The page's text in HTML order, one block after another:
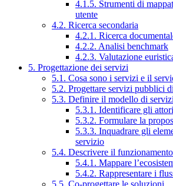
4.1.5. Strumenti di
utente
4.2. Ricerca secondaria
4.2.1. Ricerca
4.2.2. Analisi benchmark
4.2.3. Valutazione
5. Progettazione dei servizi
5.1. Cosa sono i servizi e il
5.2. Progettare servizi pubblici
5.3. Definire il modello di
5.3.1. Identificare gli
5.3.2. Formulare la
5.3.3. Inquadrare gli
servizio
5.4. Descrivere il
5.4.1. Mappare
5.4.2. Rappresentare i
5.5. Co-progettare le soluzioni